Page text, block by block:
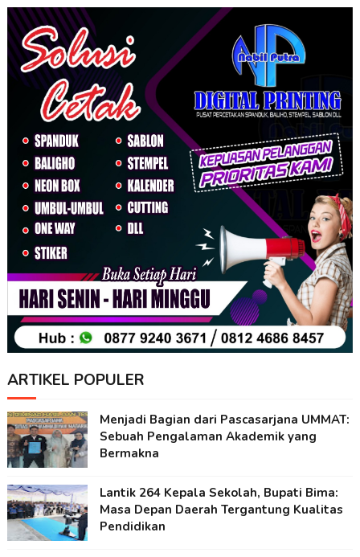
ARTIKEL POPULER
Menjadi Bagian dari Pascasarjana UMMAT:
Sebuah Pengalaman Akademik yang
Bermakna
Lantik 264 Kepala Sekolah, Bupati Bima:
Masa Depan Daerah Tergantung Kualitas
Pendidikan